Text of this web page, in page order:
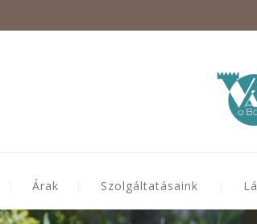
Árak Szolgáltatásaink